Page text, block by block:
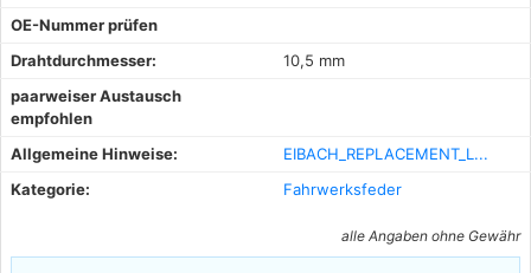
OE-Nummer prüfen
Drahtdurchmesser:
10,5 mm
paarweiser Austausch
empfohlen
Allgemeine Hinweise:
EIBACH_REPLACEMENT_L...
Kategorie:
Fahrwerksfeder
alle Angaben ohne Gewähr